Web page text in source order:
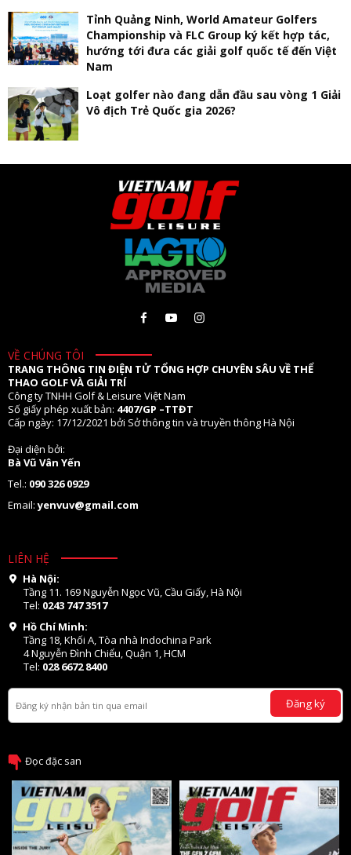
Tỉnh Quảng Ninh, World Amateur Golfers
Championship và FLC Group ký kết hợp tác,
hướng tới đưa các giải golf quốc tế đến Việt
Nam
Loạt golfer nào đang dẫn đầu sau vòng 1 Giải
Vô địch Trẻ Quốc gia 2026?
VỀ CHÚNG TÔI
TRANG THÔNG TIN ĐIỆN TỬ TỔNG HỢP CHUYÊN SÂU VỀ THỂ
THAO GOLF VÀ GIẢI TRÍ
Công ty TNHH Golf & Leisure Việt Nam
Số giấy phép xuất bản: 4407/GP –TTĐT
Cấp ngày: 17/12/2021 bởi Sở thông tin và truyền thông Hà Nội
Đại diện bởi:
Bà Vũ Vân Yến
Tel.: 090 326 0929
Email:yenvuv@gmail.com
LIÊN HỆ
Hà Nội:
Tầng 11. 169 Nguyễn Ngọc Vũ, Cầu Giấy, Hà Nội
Tel: 0243 747 3517
Hồ Chí Minh:
Tầng 18, Khối A, Tòa nhà Indochina Park
4 Nguyễn Đình Chiểu, Quận 1, HCM
Tel: 028 6672 8400
Đăng ký
Đọc đặc san